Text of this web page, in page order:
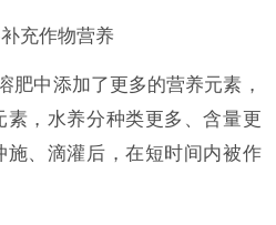
充作物营养
肥中添加了更多的营养元素，
，水养分种类更多、含量更
施、滴灌后，在短时间内被作